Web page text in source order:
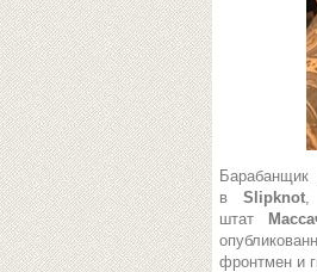
в Slipknot,
штат
фронтмен и